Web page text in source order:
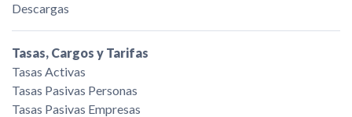
Descargas
Tasas, Cargos y Tarifas
Tasas Activas
Tasas Pasivas Personas
Tasas Pasivas Empresas